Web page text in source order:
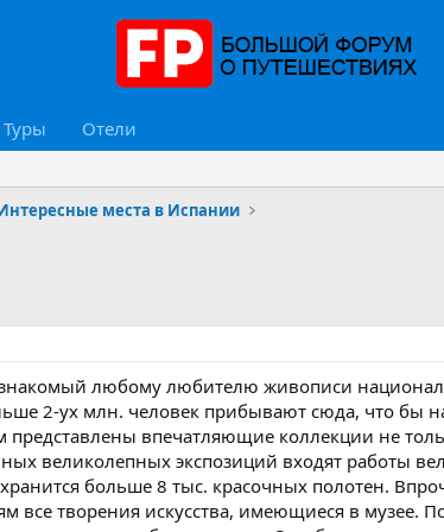
Туры Отели
места в Испании
знакомый любому любителю живописи
2-ух млн. человек прибывают сюда, что бы
представлены впечатляющие коллекции не
великолепных экспозиций входят работы
больше 8 тыс. красочных полотен.
все творения искусства, имеющиеся в музее.